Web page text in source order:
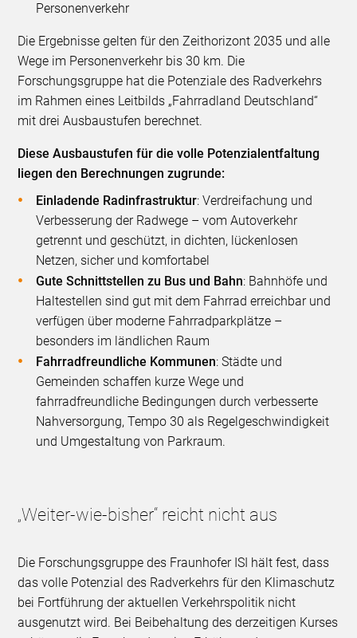
Personenverkehr
Die Ergebnisse gelten für den Zeithorizont 2035 und alle
Wege im Personenverkehr bis 30 km. Die
Forschungsgruppe hat die Potenziale des Radverkehrs
im Rahmen eines Leitbilds „Fahrradland Deutschland“
mit drei Ausbaustufen berechnet.
Diese Ausbaustufen für die volle Potenzialentfaltung
liegen den Berechnungen zugrunde:
Einladende Radinfrastruktur: Verdreifachung und
Verbesserung der Radwege – vom Autoverkehr
getrennt und geschützt, in dichten, lückenlosen
Netzen, sicher und komfortabel
Gute Schnittstellen zu Bus und Bahn: Bahnhöfe und
Haltestellen sind gut mit dem Fahrrad erreichbar und
verfügen über moderne Fahrradparkplätze –
besonders im ländlichen Raum
Fahrradfreundliche Kommunen: Städte und
Gemeinden schaffen kurze Wege und
fahrradfreundliche Bedingungen durch verbesserte
Nahversorgung, Tempo 30 als Regelgeschwindigkeit
und Umgestaltung von Parkraum.
„Weiter-wie-bisher“ reicht nicht aus
Die Forschungsgruppe des Fraunhofer ISI hält fest, dass
das volle Potenzial des Radverkehrs für den Klimaschutz
bei Fortführung der aktuellen Verkehrspolitik nicht
ausgenutzt wird. Bei Beibehaltung des derzeitigen Kurses